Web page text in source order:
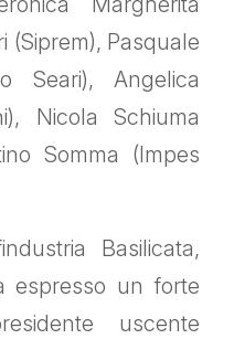
(Siprem), Pasquale
Seari), Angelica
Nicola Schiuma
Somma (Impes
Basilicata,
espresso un forte
uscente